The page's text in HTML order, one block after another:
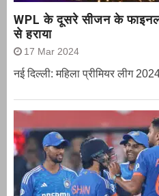
WPL के दूसरे सीजन के
से हराया
17 Mar 2024
नई दिल्ली: महिला प्रीमियर लीग